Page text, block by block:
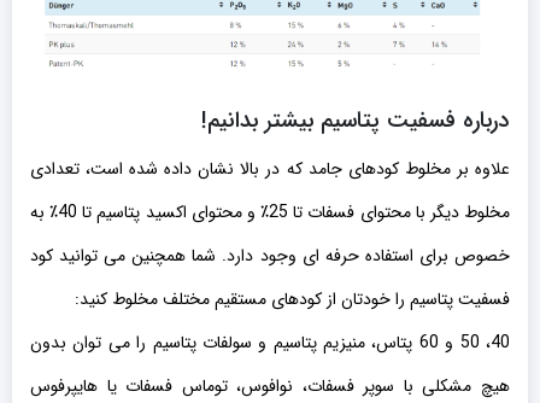
درباره فسفیت پتاسیم بیشتر بدانیم!
علاوه بر مخلوط کودهای جامد که در بالا نشان داده شده است، تعدادی
مخلوط دیگر با محتوای فسفات تا 25٪ و محتوای اکسید پتاسیم تا 40٪ به
خصوص برای استفاده حرفه ای وجود دارد. شما همچنین می توانید کود
فسفیت پتاسیم را خودتان از کودهای مستقیم مختلف مخلوط کنید:
40، 50 و 60 پتاس، منیزیم پتاسیم و سولفات پتاسیم را می توان بدون
هیچ مشکلی با سوپر فسفات، نوافوس، توماس فسفات یا هایپرفوس